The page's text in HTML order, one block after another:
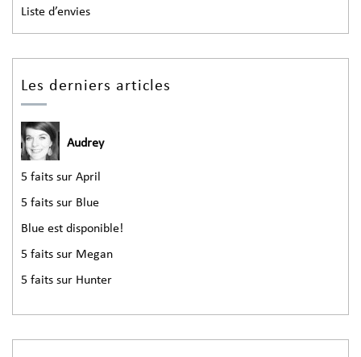
Liste d’envies
Les derniers articles
Audrey
5 faits sur April
5 faits sur Blue
Blue est disponible!
5 faits sur Megan
5 faits sur Hunter